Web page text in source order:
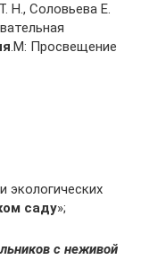
Н., Соловьева Е.
.М: Просвещение
экологических
саду»;
с неживой